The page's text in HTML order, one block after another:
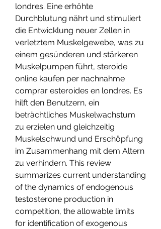
londres. Eine erhöhte
Durchblutung nährt und stimuliert
die Entwicklung neuer Zellen in
verletztem Muskelgewebe, was zu
einem gesünderen und stärkeren
Muskelpumpen führt, steroide
online kaufen per nachnahme
comprar esteroides en londres. Es
hilft den Benutzern, ein
beträchtliches Muskelwachstum
zu erzielen und gleichzeitig
Muskelschwund und Erschöpfung
im Zusammenhang mit dem Altern
zu verhindern. This review
summarizes current understanding
of the dynamics of endogenous
testosterone production in
competition, the allowable limits
for identification of exogenous